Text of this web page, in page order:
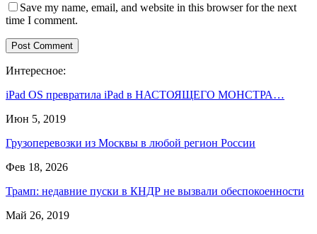
Save my name, email, and website in this browser for the next
time I comment.
Интересное:
iPad OS превратила iPad в НАСТОЯЩЕГО МОНСТРА…
Июн 5, 2019
Грузоперевозки из Москвы в любой регион России
Фев 18, 2026
Трамп: недавние пуски в КНДР не вызвали обеспокоенности
Май 26, 2019